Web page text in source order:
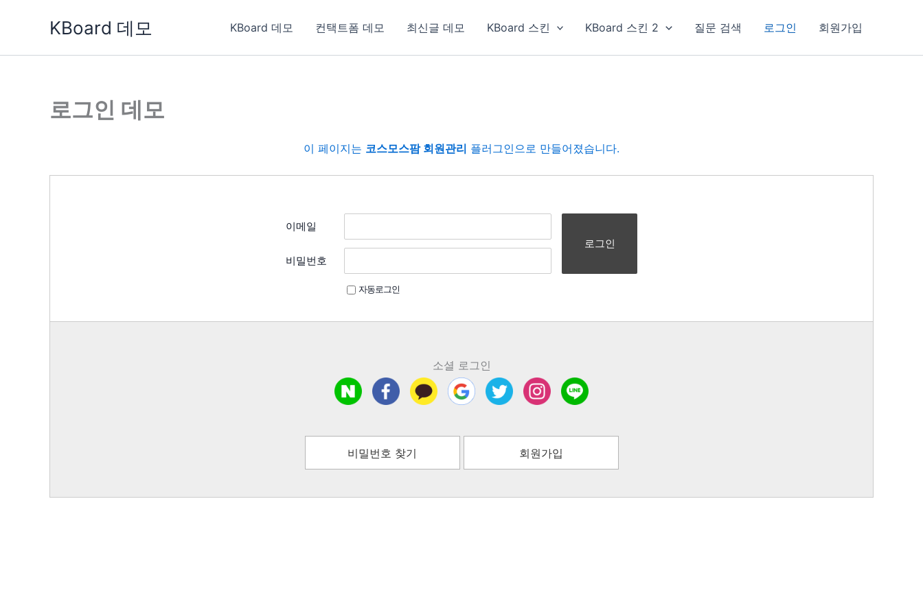
KBoard 데모 KBoard 데모 컨택트폼 데모 최신글 데모 KBoard 스킨 KBoard 스킨 2 질문 검색 로그인 회원가입
로그인 데모
이 페이지는 코스모스팜 회원관리 플러그인으로 만들어졌습니다.
이메일
비밀번호
자동로그인
로그인
소셜 로그인
비밀번호 찾기 회원가입